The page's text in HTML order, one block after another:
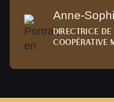
Anne-
DIRECTRICE
COOPÉRATIVE